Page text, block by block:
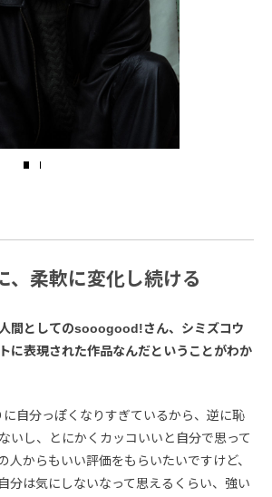
、柔軟に変化し続ける
間としてのsooogood!さん、シミズコウ
に表現された作品なんだということがわか
に自分っぽくなりすぎているから、逆に恥
いし、とにかくカッコいいと自分で思って
人からもいい評価をもらいたいですけど、
分は気にしないなって思えるくらい、強い